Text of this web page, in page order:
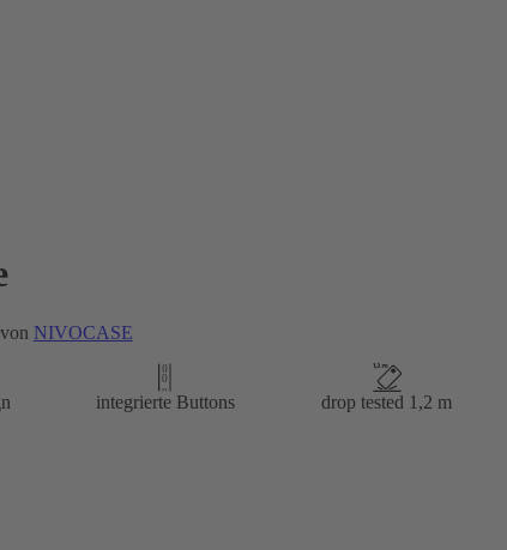
NIVOCASE
integrierte Buttons
drop tested 1,2 m